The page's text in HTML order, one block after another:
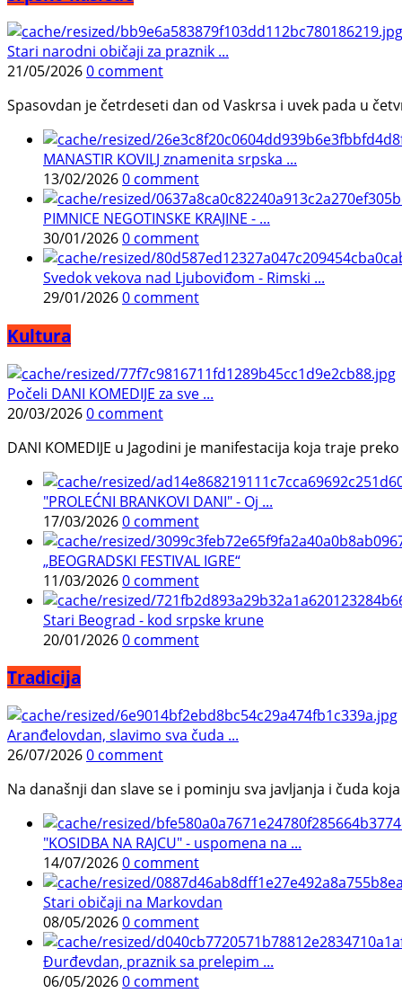
Stari narodni običaji za praznik ...
21/05/20260 comment
Spasovdan je četrdeseti dan od Vaskrsa i uvek pada u
MANASTIR KOVILJ znamenita srpska ...
13/02/20260 comment
PIMNICE NEGOTINSKE KRAJINE - ...
30/01/20260 comment
Svedok vekova nad Ljuboviđom - Rimski ...
29/01/20260 comment
Kultura
Počeli DANI KOMEDIJE za sve ...
20/03/20260 comment
DANI KOMEDIJE u Jagodini je manifestacija koja traje
"PROLEĆNI BRANKOVI DANI" - Oj ...
17/03/20260 comment
„BEOGRADSKI FESTIVAL IGRE“
11/03/20260 comment
Stari Beograd - kod srpske krune
20/01/20260 comment
Tradicija
Aranđelovdan, slavimo sva čuda ...
26/07/20260 comment
Na današnji dan slave se i pominju sva javljanja i čuda
"KOSIDBA NA RAJCU" - uspomena na ...
14/07/20260 comment
Stari običaji na Markovdan
08/05/20260 comment
Đurđevdan, praznik sa prelepim ...
06/05/20260 comment